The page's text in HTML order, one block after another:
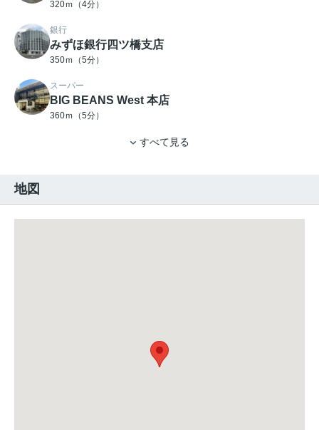
320ｍ（4分）
銀行
みずほ銀行四ツ橋支店
350ｍ（5分）
スーパー
BIG BEANS West 本店
360ｍ（5分）
すべて見る
地図